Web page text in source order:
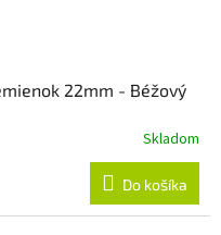
22mm - Béžový
Skladom
Do košíka